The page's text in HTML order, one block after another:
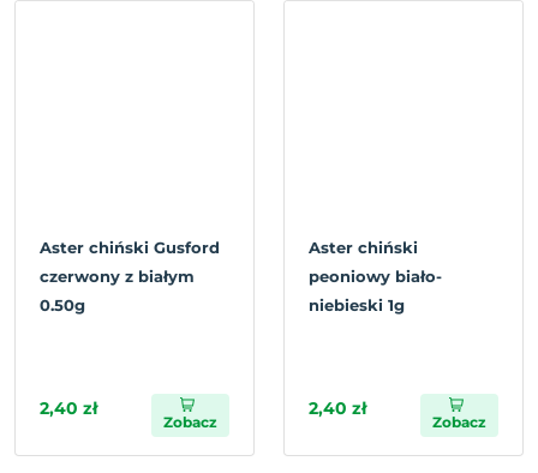
Aster chiński Gusford
czerwony z białym
0.50g
2,40 zł
Zobacz
Aster chiński
peoniowy biało-
niebieski 1g
2,40 zł
Zobacz